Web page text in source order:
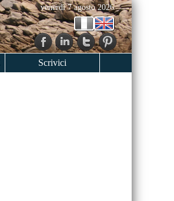
venerdì 7 agosto 2026
Scrivici